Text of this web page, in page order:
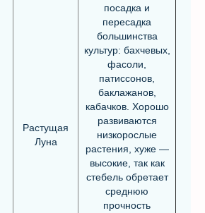
Растущая
Луна
посадка и
пересадка
большинства
культур: бахчевых,
фасоли,
патиссонов,
баклажанов,
кабачков. Хорошо
развиваются
низкорослые
растения, хуже —
высокие, так как
стебель обретает
среднюю
прочность